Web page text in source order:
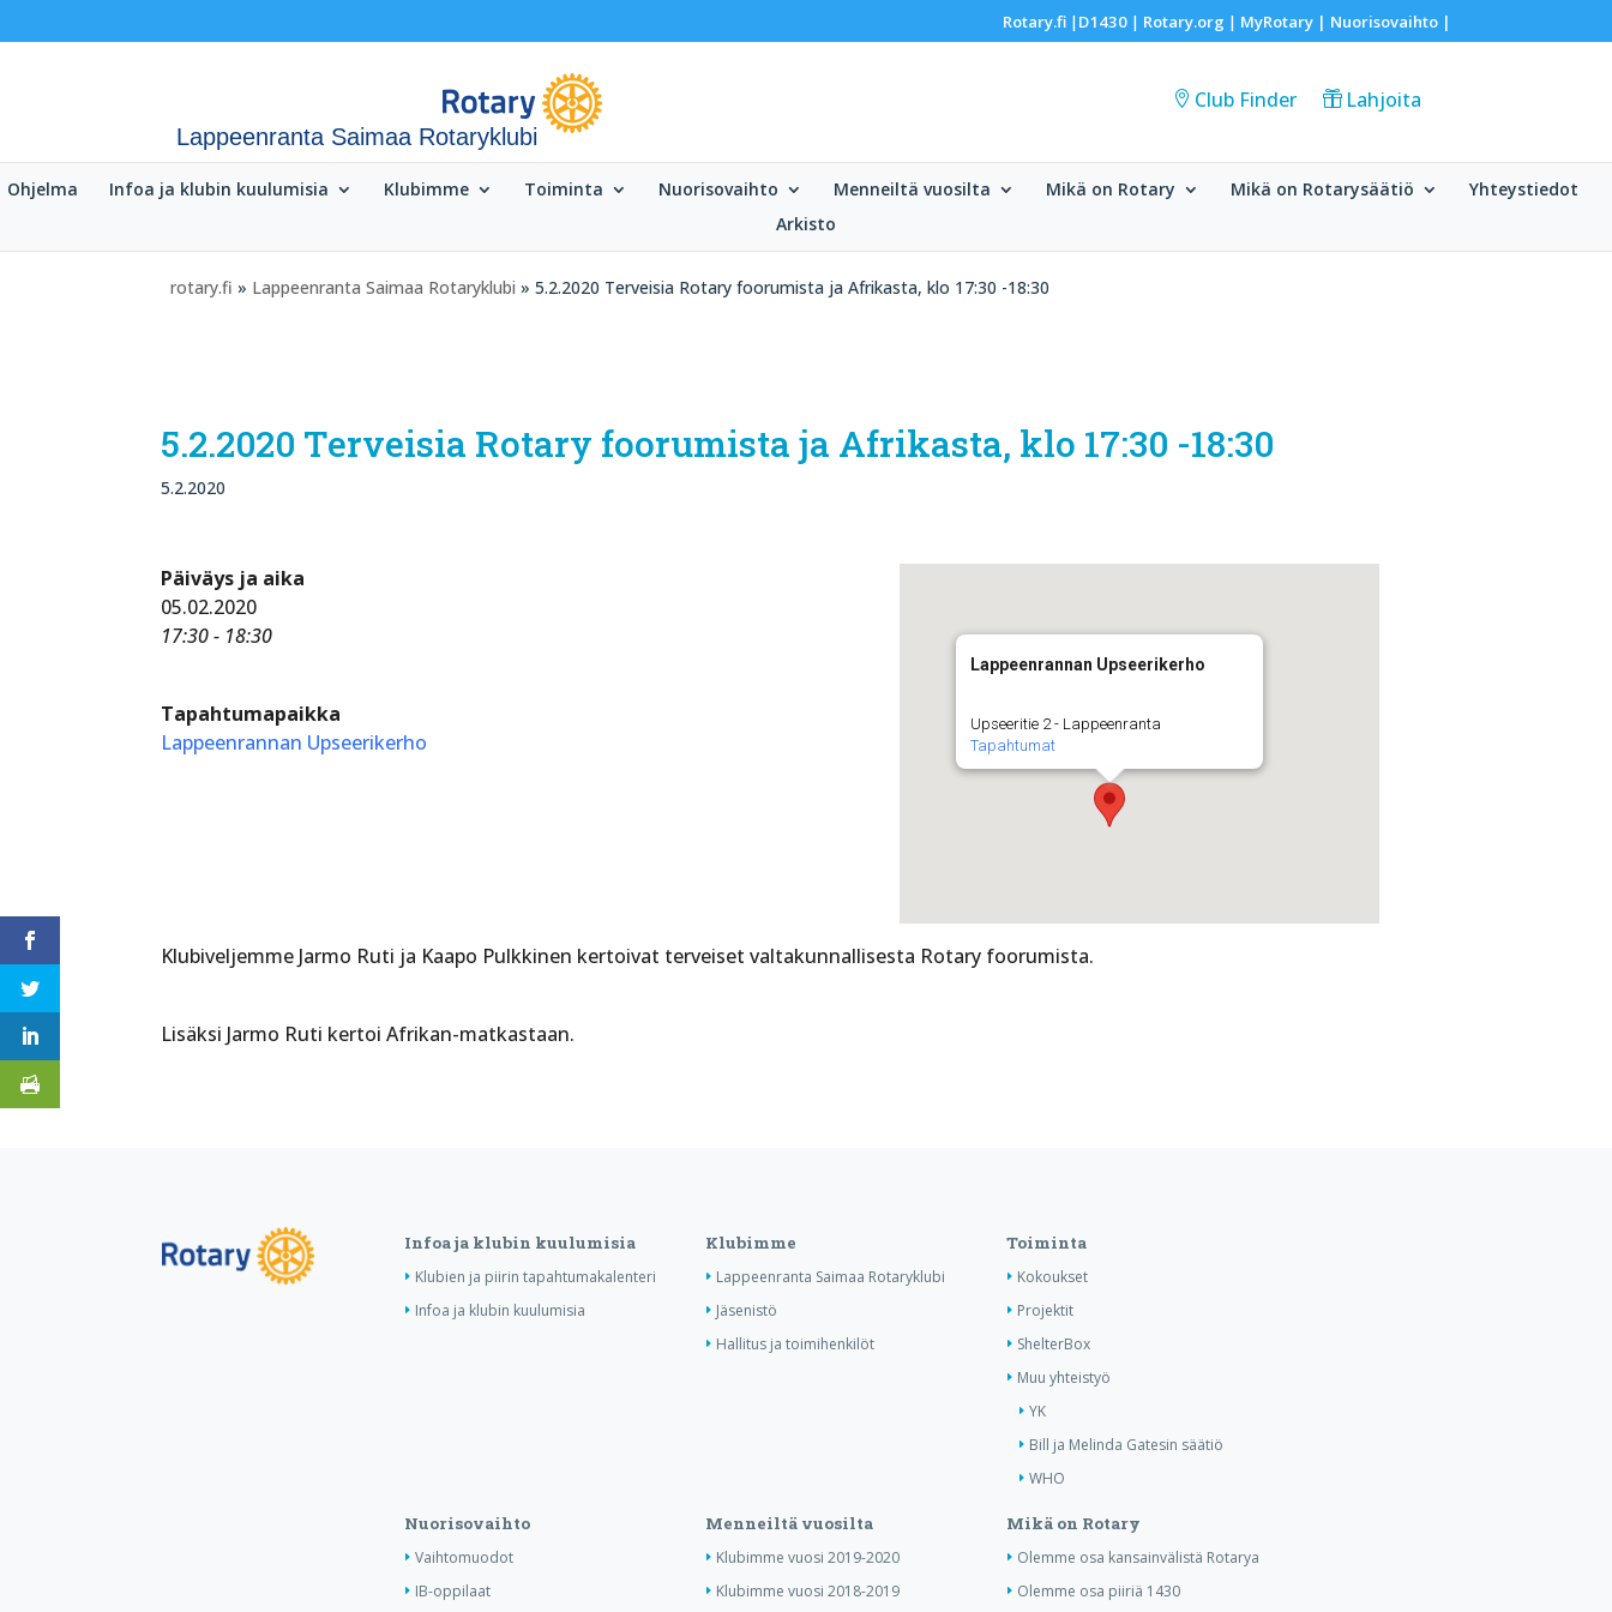
Rotary.fi|D1430| Rotary.org | MyRotary | Nuorisovaihto|
Lappeenranta Saimaa Rotaryklubi
Club Finder Lahjoita
Ohjelma Infoa ja klubin kuulumisia Klubimme Toiminta Nuorisovaihto Menneiltä vuosilta Mikä on Rotary Mikä on Rotarysäätiö
Yhteystiedot
Arkisto
rotary.fi » Lappeenranta Saimaa Rotaryklubi » 5.2.2020 Terveisia Rotary foorumista ja Afrikasta, klo 17:30 -18:30
5.2.2020 Terveisia Rotary foorumista ja Afrikasta, klo 17:30 -18:30
5.2.2020
Lappeenrannan Upseerikerho
Upseeritie 2 - Lappeenranta
Tapahtumat
Päiväys ja aika
05.02.2020
17:30 - 18:30
Tapahtumapaikka
Lappeenrannan Upseerikerho
Klubiveljemme Jarmo Ruti ja Kaapo Pulkkinen kertoivat terveiset valtakunnallisesta Rotary foorumista.
Lisäksi Jarmo Ruti kertoi Afrikan-matkastaan.
Infoa ja klubin kuulumisia
Klubien ja piirin tapahtumakalenteri
Infoa ja klubin kuulumisia
Klubimme
Lappeenranta Saimaa Rotaryklubi
Jäsenistö
Hallitus ja toimihenkilöt
Toiminta
Kokoukset
Projektit
ShelterBox
Muu yhteistyö
YK
Bill ja Melinda Gatesin säätiö
WHO
Nuorisovaihto
Vaihtomuodot
IB-oppilaat
Menneiltä vuosilta
Klubimme vuosi 2019-2020
Klubimme vuosi 2018-2019
Mikä on Rotary
Olemme osa kansainvälistä Rotarya
Olemme osa piiriä 1430